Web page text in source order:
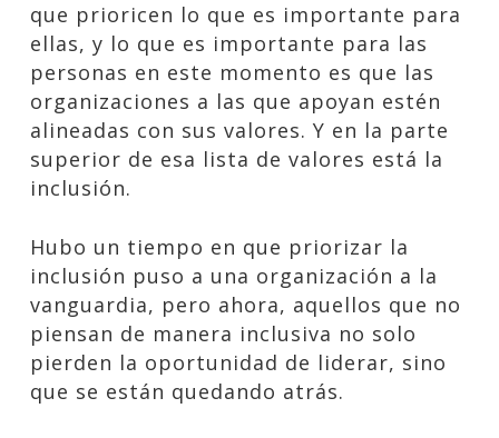
que prioricen lo que es importante para
ellas, y lo que es importante para las
personas en este momento es que las
organizaciones a las que apoyan estén
alineadas con sus valores. Y en la parte
superior de esa lista de valores está la
inclusión.
Hubo un tiempo en que priorizar la
inclusión puso a una organización a la
vanguardia, pero ahora, aquellos que no
piensan de manera inclusiva no solo
pierden la oportunidad de liderar, sino
que se están quedando atrás.